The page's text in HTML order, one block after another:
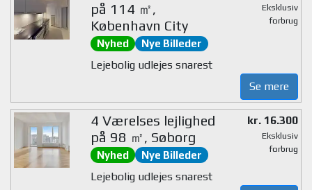
på 114 ㎡,
København City
Nyhed Nye Billeder
Eksklusiv
forbrug
Lejebolig udlejes snarest
Se mere
4 Værelses lejlighed
på 98 ㎡, Søborg
Nyhed Nye Billeder
kr. 16.300
Eksklusiv
forbrug
Lejebolig udlejes snarest